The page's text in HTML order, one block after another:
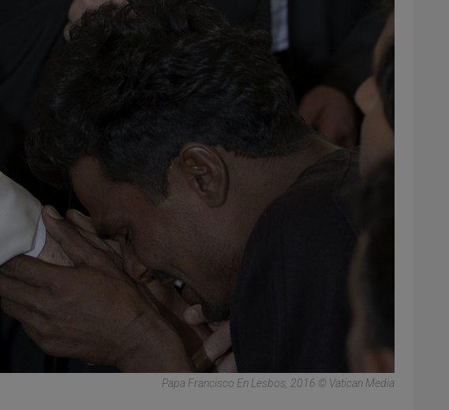
Papa Francisco En Lesbos, 2016 © Vatican Media